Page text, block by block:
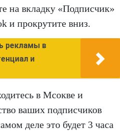
на вкладку «Подписчик»
и прокрутите вниз.
рекламы в
и
в Мсокве и
ваших подписчиков
деле это будет 3 часа